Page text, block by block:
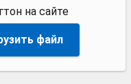
на сайте
файл